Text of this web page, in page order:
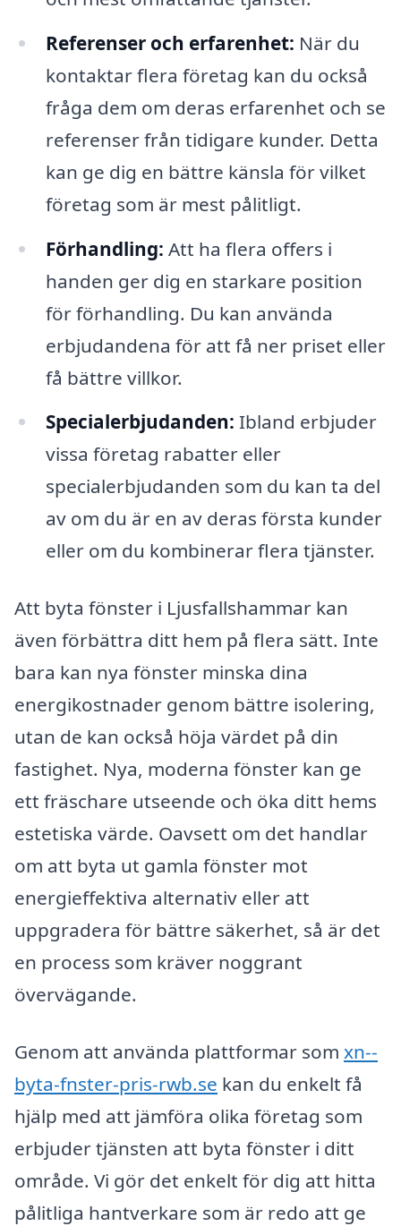
Referenser och erfarenhet: När du
kontaktar flera företag kan du också
fråga dem om deras erfarenhet och se
referenser från tidigare kunder. Detta
kan ge dig en bättre känsla för vilket
företag som är mest pålitligt.
Förhandling: Att ha flera offers i
handen ger dig en starkare position
för förhandling. Du kan använda
erbjudandena för att få ner priset eller
få bättre villkor.
Specialerbjudanden: Ibland erbjuder
vissa företag rabatter eller
specialerbjudanden som du kan ta del
av om du är en av deras första kunder
eller om du kombinerar flera tjänster.
Att byta fönster i Ljusfallshammar kan
även förbättra ditt hem på flera sätt. Inte
bara kan nya fönster minska dina
energikostnader genom bättre isolering,
utan de kan också höja värdet på din
fastighet. Nya, moderna fönster kan ge
ett fräschare utseende och öka ditt hems
estetiska värde. Oavsett om det handlar
om att byta ut gamla fönster mot
energieffektiva alternativ eller att
uppgradera för bättre säkerhet, så är det
en process som kräver noggrant
övervägande.
Genom att använda plattformar som xn--
byta-fnster-pris-rwb.se kan du enkelt få
hjälp med att jämföra olika företag som
erbjuder tjänsten att byta fönster i ditt
område. Vi gör det enkelt för dig att hitta
pålitliga hantverkare som är redo att ge